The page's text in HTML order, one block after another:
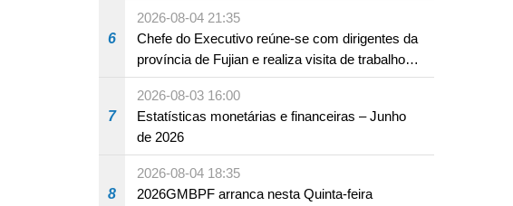
6
2026-08-04 21:35
Chefe do Executivo reúne-se com dirigentes da
província de Fujian e realiza visita de trabalho
em Fuzhou
7
2026-08-03 16:00
Estatísticas monetárias e financeiras – Junho
de 2026
8
2026-08-04 18:35
2026GMBPF arranca nesta Quinta-feira